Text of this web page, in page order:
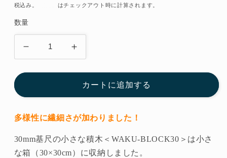
(1)
開
く
常
格
税込み。 はチェックアウト時に計算されます。
数量
WAKU-
BLOCK30
Small
童
館
の
数
WAKU-
BLOCK30
Small
BoxB
童
館
の
数
カートに追加する
多様性に繊細さが加わりました！
30mm基尺の小さな積木＜WAKU-BLOCK30＞は小さ
な箱（30×30cm）に収納しました。